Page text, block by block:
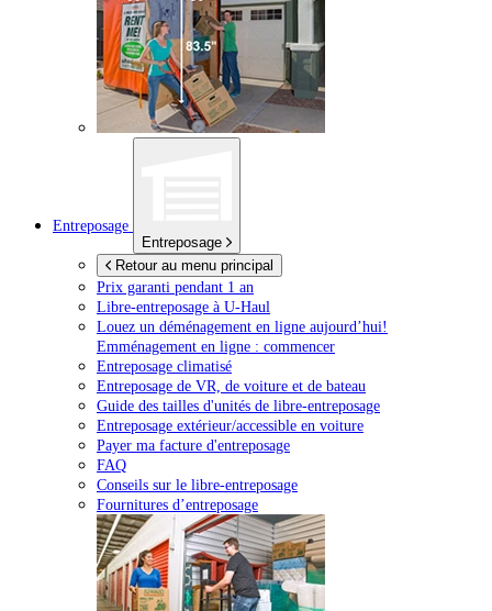
Entreposage
Entreposage
Retour au menu principal
Prix garanti pendant 1 an
Libre-entreposage à U-Haul
Louez un déménagement en ligne aujourd’hui!
Emménagement en ligne : commencer
Entreposage climatisé
Entreposage de VR, de voiture et de bateau
Guide des tailles d'unités de libre-entreposage
Entreposage extérieur/accessible en voiture
Payer ma facture d'entreposage
FAQ
Conseils sur le libre-entreposage
Fournitures d’entreposage